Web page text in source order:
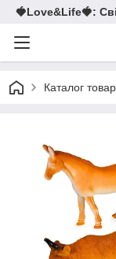
🍓Love&Life🍓:
Каталог